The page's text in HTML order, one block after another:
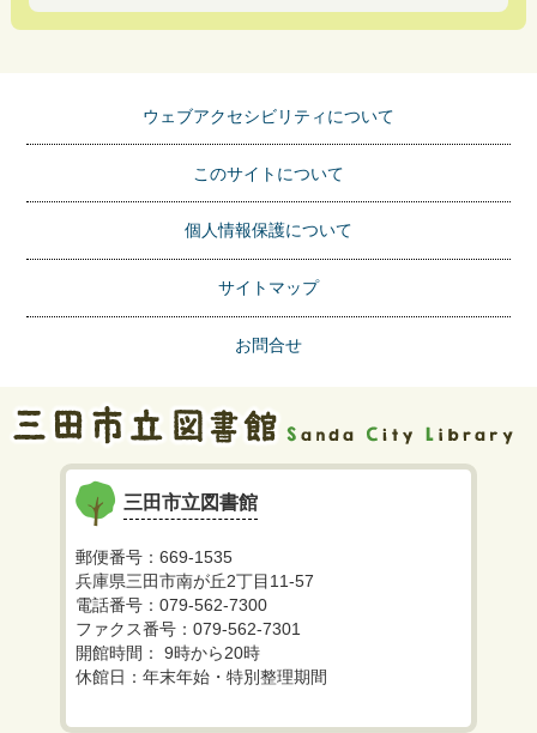
ウェブアクセシビリティについて
このサイトについて
個人情報保護について
サイトマップ
お問合せ
三田市立図書館
郵便番号：669-1535
兵庫県三田市南が丘2丁目11-57
電話番号：079-562-7300
ファクス番号：079-562-7301
開館時間： 9時から20時
休館日：年末年始・特別整理期間